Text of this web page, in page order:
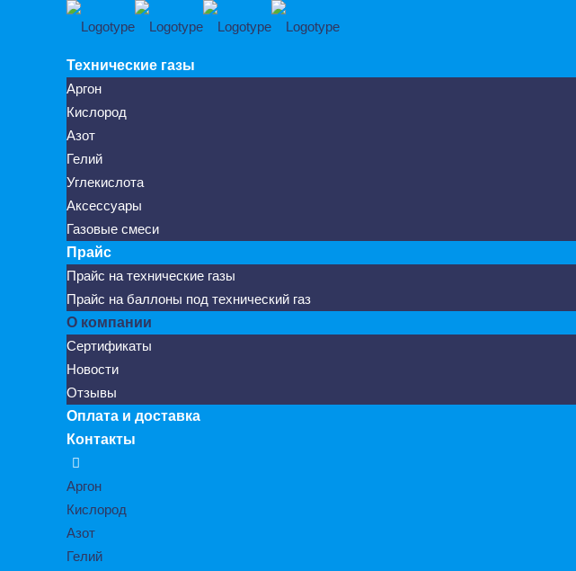
Технические газы
Аргон
Кислород
Азот
Гелий
Углекислота
Аксессуары
Газовые смеси
Прайс
Прайс на технические газы
Прайс на баллоны под технический газ
О компании
Сертификаты
Новости
Отзывы
Оплата и доставка
Контакты
Аргон
Кислород
Азот
Гелий